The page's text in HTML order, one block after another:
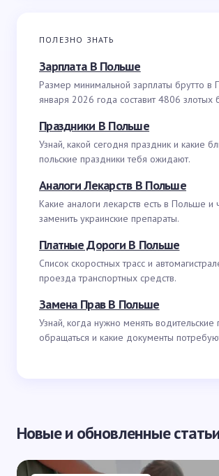
ПОЛЕЗНО ЗНАТЬ
Зарплата В Польше
Размер минимальной зарплаты брутто в
января 2026 года составит 4806 злотых
Праздники В Польше
Узнай, какой сегодня праздник и какие
польские праздники тебя ожидают.
Аналоги Лекарств В Польше
Какие аналоги лекарств есть в Польше
заменить украинские препараты.
Платные Дороги В Польше
Список скоростных трасс и
проезда транспортных средств.
Замена Прав В Польше
Узнай, когда нужно менять водительские
обращаться и какие документы
Новые и обновленные